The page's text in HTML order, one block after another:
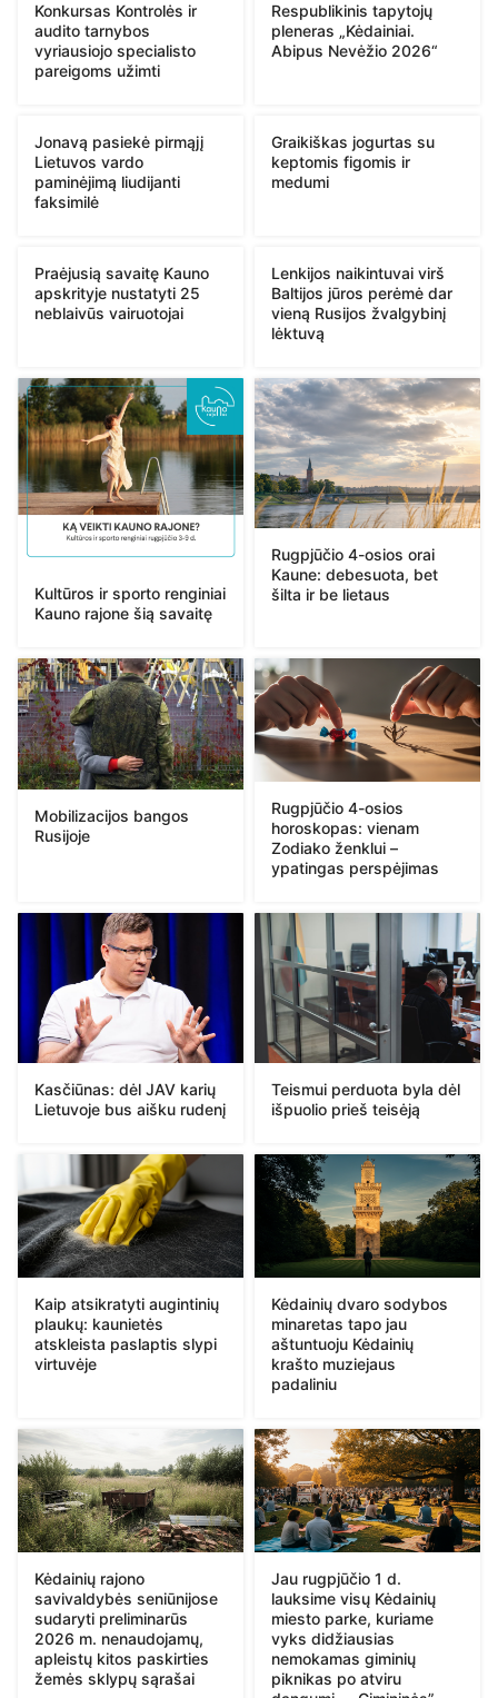
Konkursas Kontrolės ir
audito tarnybos
vyriausiojo specialisto
pareigoms užimti
Respublikinis tapytojų
pleneras „Kėdainiai.
Abipus Nevėžio 2026“
Jonavą pasiekė pirmąjį
Lietuvos vardo
paminėjimą liudijanti
faksimilė
Graikiškas jogurtas su
keptomis figomis ir
medumi
Praėjusią savaitę Kauno
apskrityje nustatyti 25
neblaivūs vairuotojai
Lenkijos naikintuvai virš
Baltijos jūros perėmė dar
vieną Rusijos žvalgybinį
lėktuvą
Kultūros ir sporto renginiai
Kauno rajone šią savaitę
Rugpjūčio 4-osios orai
Kaune: debesuota, bet
šilta ir be lietaus
Mobilizacijos bangos
Rusijoje
Rugpjūčio 4-osios
horoskopas: vienam
Zodiako ženklui –
ypatingas perspėjimas
Kasčiūnas: dėl JAV karių
Lietuvoje bus aišku rudenį
Teismui perduota byla dėl
išpuolio prieš teisėją
Kaip atsikratyti augintinių
plaukų: kaunietės
atskleista paslaptis slypi
virtuvėje
Kėdainių dvaro sodybos
minaretas tapo jau
aštuntuoju Kėdainių
krašto muziejaus
padaliniu
Kėdainių rajono
savivaldybės seniūnijose
sudaryti preliminarūs
2026 m. nenaudojamų,
apleistų kitos paskirties
žemės sklypų sąrašai
Jau rugpjūčio 1 d.
lauksime visų Kėdainių
miesto parke, kuriame
vyks didžiausias
nemokamas giminių
piknikas po atviru